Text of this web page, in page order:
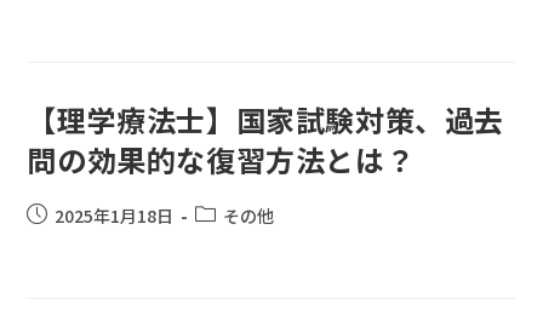
【理学療法士】国家試験対策、過去
問の効果的な復習方法とは？
2025年1月18日 その他